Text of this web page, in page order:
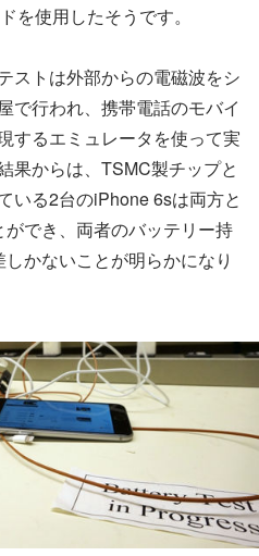
を使用したそうです。
ストは外部からの電磁波をシ
で行われ、携帯電話のモバイ
するエミュレータを使って実
果からは、TSMC製チップと
いる2台のiPhone 6sは両方と
でき、両者のバッテリー持
かないことが明らかになり